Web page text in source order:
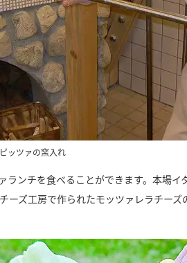
ピッツァの窯入れ
ンチを食べることができます。本場
ズ工房で作られたモッツァレラチー